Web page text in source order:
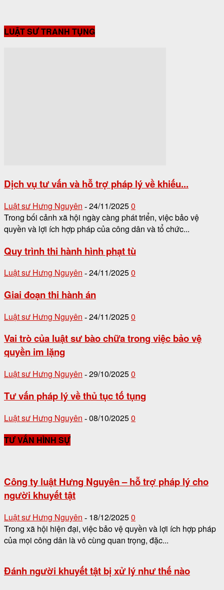
LUẬT SƯ TRANH TỤNG
Dịch vụ tư vấn và hỗ trợ pháp lý về khiếu...
Luật sư Hưng Nguyên - 24/11/20250
Trong bối cảnh xã hội ngày càng phát triển, việc bảo vệ
quyền và lợi ích hợp pháp của công dân và tổ chức...
Quy trình thi hành hình phạt tù
Luật sư Hưng Nguyên - 24/11/20250
Giai đoạn thi hành án
Luật sư Hưng Nguyên - 24/11/20250
Vai trò của luật sư bào chữa trong việc bảo vệ
quyền im lặng
Luật sư Hưng Nguyên - 29/10/20250
Tư vấn pháp lý về thủ tục tố tụng
Luật sư Hưng Nguyên - 08/10/20250
TƯ VẤN HÌNH SỰ
Công ty luật Hưng Nguyên – hỗ trợ pháp lý cho
người khuyết tật
Luật sư Hưng Nguyên - 18/12/20250
Trong xã hội hiện đại, việc bảo vệ quyền và lợi ích hợp pháp
của mọi công dân là vô cùng quan trọng, đặc...
Đánh người khuyết tật bị xử lý như thế nào